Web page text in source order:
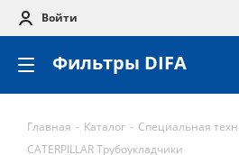
Войти
Фильтры DIFA
Главная - Каталог - Специальная
CATERPILLAR Трубоукладчики